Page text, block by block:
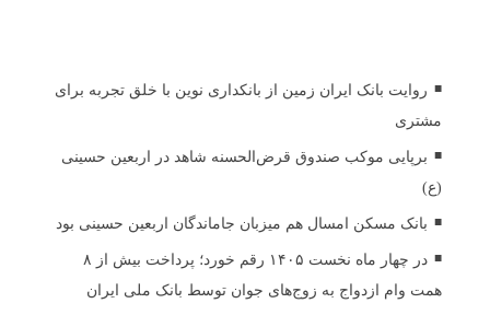
روایت بانک ایران زمین از بانکداری نوین با خلق تجربه برای
مشتری
برپایی موکب صندوق قرض‌الحسنه شاهد در اربعین حسینی
(ع)
بانک مسکن امسال هم میزبان جاماندگان اربعین حسینی بود
در چهار ماه نخست ۱۴۰۵ رقم خورد؛ پرداخت بیش از ۸
همت وام ازدواج به زوج‌های جوان توسط بانک ملی ایران